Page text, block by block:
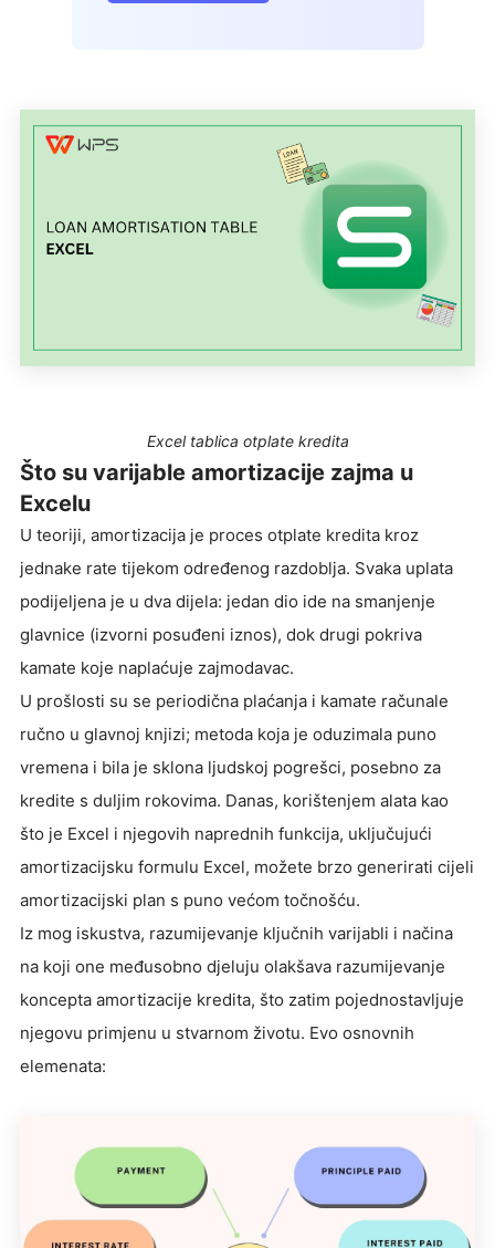
Excel tablica otplate kredita
Što su varijable amortizacije zajma u
Excelu
U teoriji, amortizacija je proces otplate kredita kroz
jednake rate tijekom određenog razdoblja. Svaka uplata
podijeljena je u dva dijela: jedan dio ide na smanjenje
glavnice (izvorni posuđeni iznos), dok drugi pokriva
kamate koje naplaćuje zajmodavac.
U prošlosti su se periodična plaćanja i kamate računale
ručno u glavnoj knjizi; metoda koja je oduzimala puno
vremena i bila je sklona ljudskoj pogrešci, posebno za
kredite s duljim rokovima. Danas, korištenjem alata kao
što je Excel i njegovih naprednih funkcija, uključujući
amortizacijsku formulu Excel, možete brzo generirati cijeli
amortizacijski plan s puno većom točnošću.
Iz mog iskustva, razumijevanje ključnih varijabli i načina
na koji one međusobno djeluju olakšava razumijevanje
koncepta amortizacije kredita, što zatim pojednostavljuje
njegovu primjenu u stvarnom životu. Evo osnovnih
elemenata: